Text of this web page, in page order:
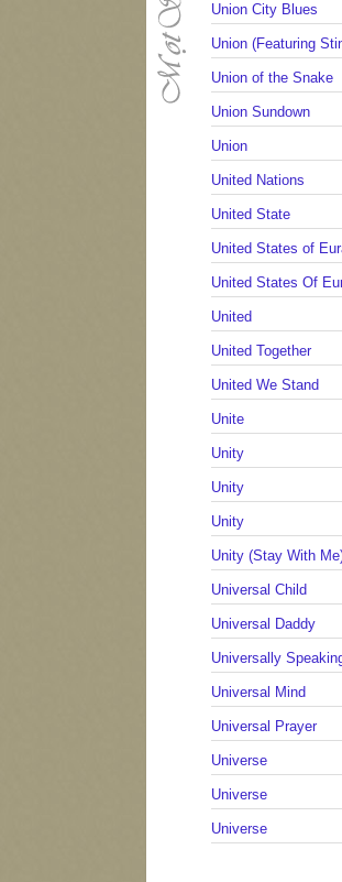
Union City Blues
Union (Featuring
Union of the Snake
Union Sundown
Union
United Nations
United State
United States of
United States Of
United
United Together
United We Stand
Unite
Unity
Unity
Unity
Unity (Stay With
Universal Child
Universal Daddy
Universally
Universal Mind
Universal Prayer
Universe
Universe
Universe